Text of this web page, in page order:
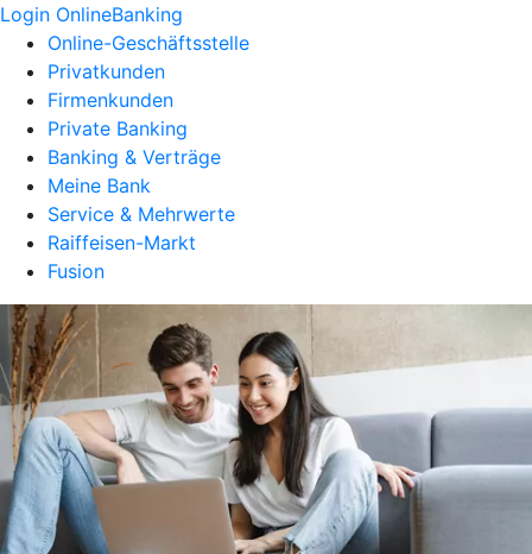
Login OnlineBanking
Online-Geschäftsstelle
Privatkunden
Firmenkunden
Private Banking
Banking & Verträge
Meine Bank
Service & Mehrwerte
Raiffeisen-Markt
Fusion